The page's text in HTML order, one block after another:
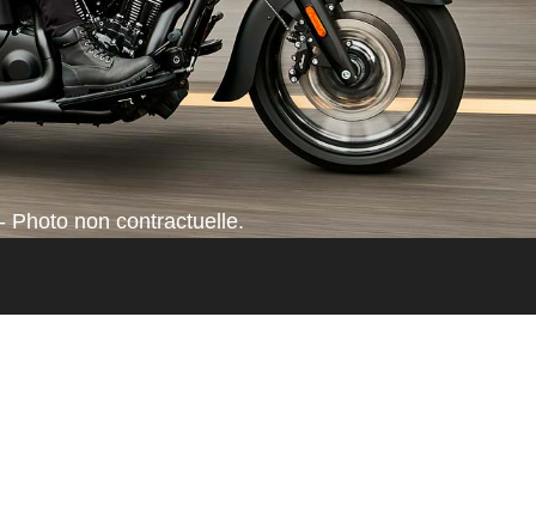
Photo non contractuelle.